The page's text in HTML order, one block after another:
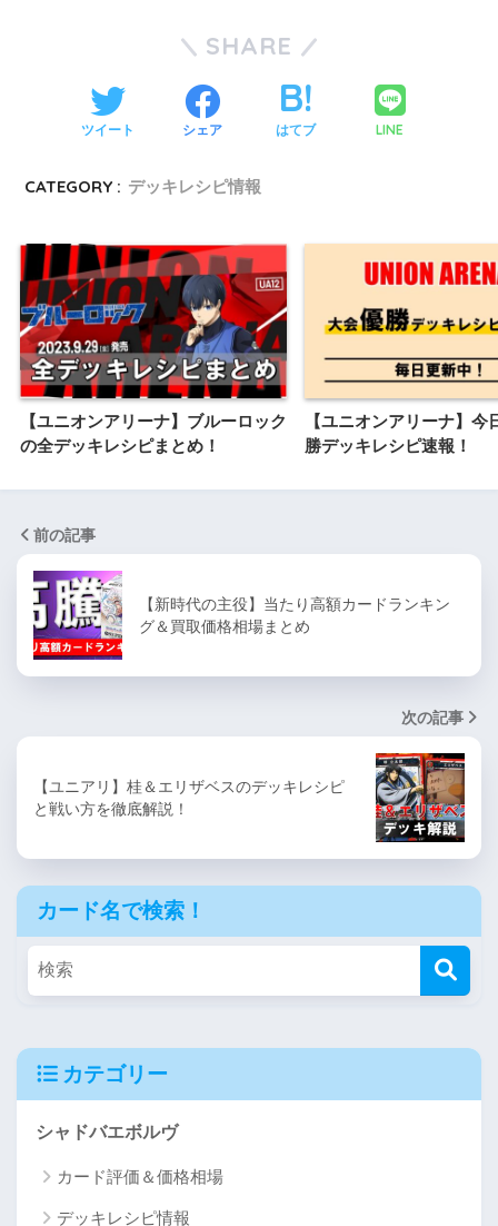
SHARE
ツイート シェア はてブ LINE
CATEGORY : デッキレシピ情報
【ユニオンアリーナ】ブルーロック
の全デッキレシピまとめ！
【ユニオンアリーナ】今
勝デッキレシピ速報！
前の記事
【新時代の主役】当たり高額カードランキン
グ＆買取価格相場まとめ
次の記事
【ユニアリ】桂＆エリザベスのデッキレシピ
と戦い方を徹底解説！
カード名で検索！
カテゴリー
シャドバエボルヴ
カード評価＆価格相場
デッキレシピ情報